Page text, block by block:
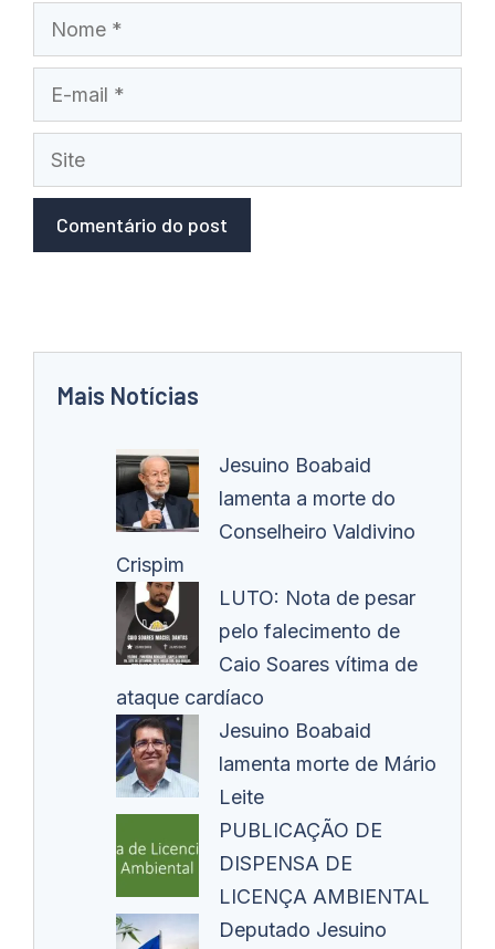
Nome
mail
Site
Mais Notícias
Jesuino Boabaid
lamenta a morte do
Conselheiro Valdivino
Crispim
LUTO: Nota de pesar
pelo falecimento de
Caio Soares vítima de
ataque cardíaco
Jesuino Boabaid
lamenta morte de Mário
Leite
PUBLICAÇÃO DE
DISPENSA DE
LICENÇA AMBIENTAL
Deputado Jesuino